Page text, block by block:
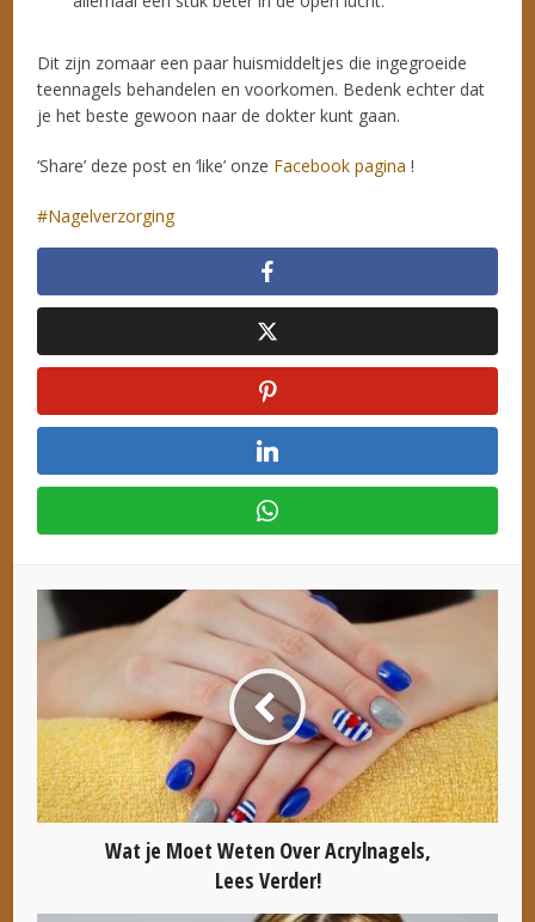
Dit zijn zomaar een paar huismiddeltjes die ingegroeide
teennagels behandelen en voorkomen. Bedenk echter dat
je het beste gewoon naar de dokter kunt gaan.
‘Share’ deze post en ‘like’ onze Facebook pagina!
Nagelverzorging
Wat je Moet Weten Over Acrylnagels,
Lees Verder!